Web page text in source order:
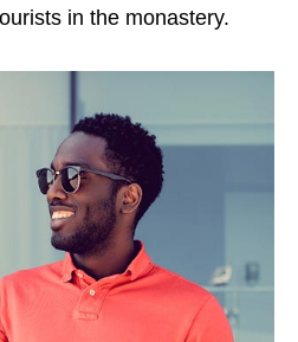
in the monastery.